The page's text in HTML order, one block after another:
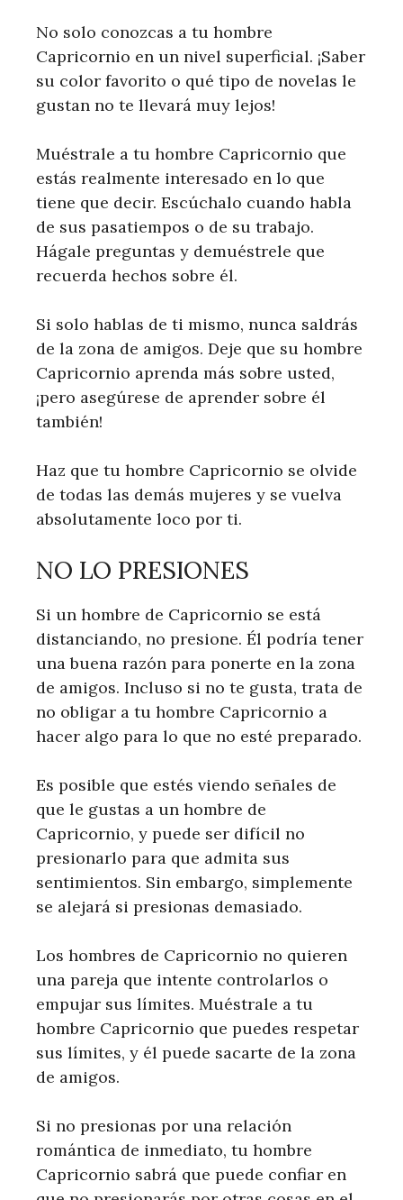
No solo conozcas a tu hombre
Capricornio en un nivel superficial. ¡Saber
su color favorito o qué tipo de novelas le
gustan no te llevará muy lejos!
Muéstrale a tu hombre Capricornio que
estás realmente interesado en lo que
tiene que decir. Escúchalo cuando habla
de sus pasatiempos o de su trabajo.
Hágale preguntas y demuéstrele que
recuerda hechos sobre él.
Si solo hablas de ti mismo, nunca saldrás
de la zona de amigos. Deje que su hombre
Capricornio aprenda más sobre usted,
¡pero asegúrese de aprender sobre él
también!
Haz que tu hombre Capricornio se olvide
de todas las demás mujeres y se vuelva
absolutamente loco por ti.
NO LO PRESIONES
Si un hombre de Capricornio se está
distanciando, no presione. Él podría tener
una buena razón para ponerte en la zona
de amigos. Incluso si no te gusta, trata de
no obligar a tu hombre Capricornio a
hacer algo para lo que no esté preparado.
Es posible que estés viendo señales de
que le gustas a un hombre de
Capricornio, y puede ser difícil no
presionarlo para que admita sus
sentimientos. Sin embargo, simplemente
se alejará si presionas demasiado.
Los hombres de Capricornio no quieren
una pareja que intente controlarlos o
empujar sus límites. Muéstrale a tu
hombre Capricornio que puedes respetar
sus límites, y él puede sacarte de la zona
de amigos.
Si no presionas por una relación
romántica de inmediato, tu hombre
Capricornio sabrá que puede confiar en